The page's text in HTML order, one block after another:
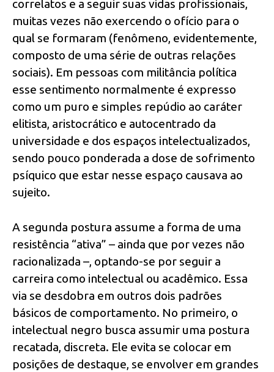
correlatos e a seguir suas vidas profissionais,
muitas vezes não exercendo o ofício para o
qual se formaram (fenômeno, evidentemente,
composto de uma série de outras relações
sociais). Em pessoas com militância política
esse sentimento normalmente é expresso
como um puro e simples repúdio ao caráter
elitista, aristocrático e autocentrado da
universidade e dos espaços intelectualizados,
sendo pouco ponderada a dose de sofrimento
psíquico que estar nesse espaço causava ao
sujeito.
A segunda postura assume a forma de uma
resistência “ativa” – ainda que por vezes não
racionalizada –, optando-se por seguir a
carreira como intelectual ou acadêmico. Essa
via se desdobra em outros dois padrões
básicos de comportamento. No primeiro, o
intelectual negro busca assumir uma postura
recatada, discreta. Ele evita se colocar em
posições de destaque, se envolver em grandes